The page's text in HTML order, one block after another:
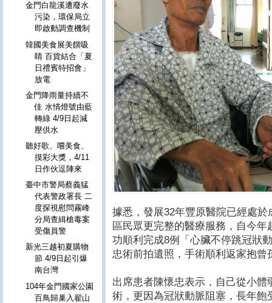
據悉，發展32年豐原醫院已經處
區民眾更完整的醫療服務，自今
功順利完成8例「心臟不停跳冠狀
忠術前拍遺照，手術順利返家抱曾
出席患者陳懷忠表示，自己從小
術，更因為冠狀動脈阻塞，長年
金門白龍溪遭廢水
污染，環保局立
即啟動調查機制
韓國美食展美饌吸
睛 百貨結合「夏
日禮賓特招會」
放電
金門降雨量持續不
佳 水情燈號由藍
轉綠 4/9日起減
壓供水
聽好歌、嚐美食、
摸彩大獎，4/11
日作伙逗陣來
臺中市警局蔡義猛
代表警政署長 二
度探視慰問霧峰
分局查緝槍毒案
受傷員警
新光三越初夏購物
節 4/9日起引爆
南台灣
104年金門國家公園
百鳥歸巢入翟山